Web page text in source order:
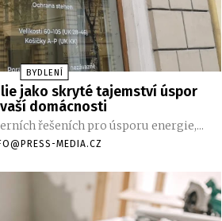
BYDLENÍ
jako skryté tajemství úspor
domácnosti
řešeních pro úsporu energie,...
MEDIA.CZ